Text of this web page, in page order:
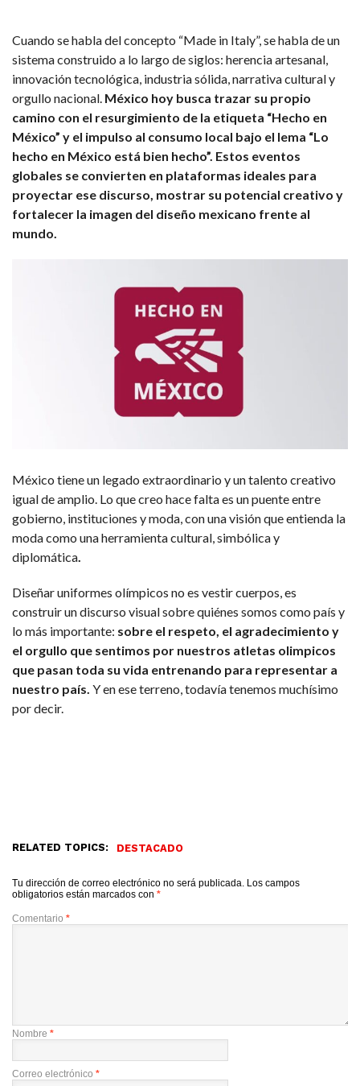
Cuando se habla del concepto “Made in Italy”, se habla de un
sistema construido a lo largo de siglos: herencia artesanal,
innovación tecnológica, industria sólida, narrativa cultural y
orgullo nacional. México hoy busca trazar su propio
camino con el resurgimiento de la etiqueta “Hecho en
México” y el impulso al consumo local bajo el lema “Lo
hecho en México está bien hecho”. Estos eventos
globales se convierten en plataformas ideales para
proyectar ese discurso, mostrar su potencial creativo y
fortalecer la imagen del diseño mexicano frente al
mundo.
México tiene un legado extraordinario y un talento creativo
igual de amplio. Lo que creo hace falta es un puente entre
gobierno, instituciones y moda, con una visión que entienda la
moda como una herramienta cultural, simbólica y
diplomática
Diseñar uniformes olímpicos no es vestir cuerpos, es
construir un discurso visual sobre quiénes somos como país y
lo más importante: sobre el respeto, el agradecimiento y
el orgullo que sentimos por nuestros atletas olimpicos
que pasan toda su vida entrenando para representar a
nuestro país. Y en ese terreno, todavía tenemos muchísimo
por decir.
RELATED TOPICS: DESTACADO
Tu dirección de correo electrónico no será publicada. Los campos
obligatorios están marcados con *
Comentario *
Nombre *
Correo electrónico *